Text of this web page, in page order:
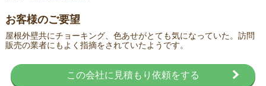
お客様のご要望
屋根外壁共にチョーキング、色あせがとても気になっていた。訪問
販売の業者にもよく指摘をされていたようです。
この会社に見積もり依頼をする